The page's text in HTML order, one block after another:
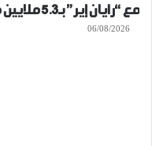
مع “رايان إير” بـ5.3 ملايين مقعد و156 خطا جويا
06/08/2026